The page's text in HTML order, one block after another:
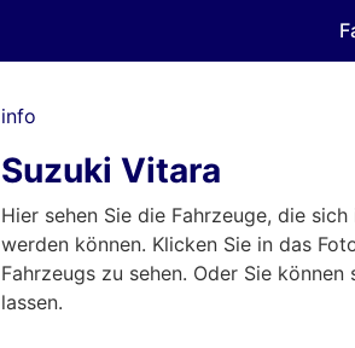
info
Suzuki Vitara
Hier sehen Sie die Fahrzeuge, die
werden können. Klicken Sie in das
Fahrzeugs zu sehen. Oder Sie
lassen.